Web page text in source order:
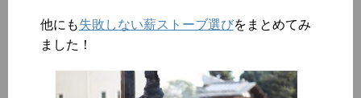
他にも失敗しない薪ストーブ選びをまとめてみ
ました！